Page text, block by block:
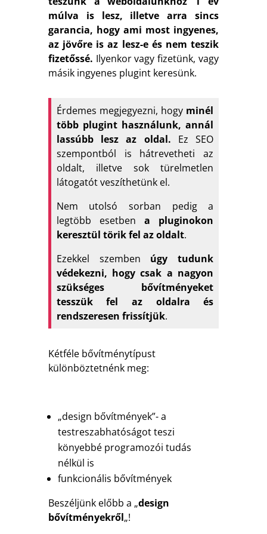
múlva is lesz, illetve arra sincs
garancia, hogy ami most ingyenes,
az jövőre is az lesz-e és nem teszik
fizetőssé. Ilyenkor vagy fizetünk, vagy
másik ingyenes plugint keresünk.
Érdemes megjegyezni, hogy minél
több plugint használunk, annál
lassúbb lesz az oldal. Ez SEO
szempontból is hátrevetheti az
oldalt, illetve sok türelmetlen
látogatót veszíthetünk el.
Nem utolsó sorban pedig a
legtöbb esetbena pluginokon
keresztül törik fel az oldalt.
Ezekkel szemben úgy tudunk
védekezni, hogy csak a nagyon
szükséges bővítményeket
tesszük fel az oldalra és
rendszeresen frissítjük.
Kétféle bővítménytípust
különböztetnénk meg:
„design bővítmények”- a
testreszabhatóságot teszi
könyebbé programozói tudás
nélkül is
funkcionális bővítmények
Beszéljünk előbb a „design
bővítményekről„!